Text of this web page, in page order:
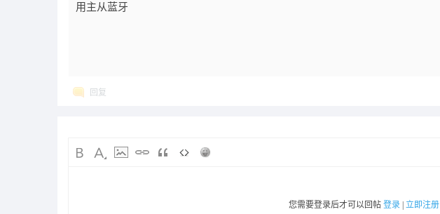
用主从蓝牙
回复
您需要登录后才可以回帖 登录 立即注册